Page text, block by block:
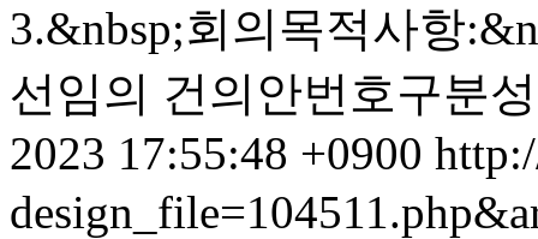
3.&nbsp;회의목적사항
선임의 건의안번호구분
2023 17:55:48 +0900